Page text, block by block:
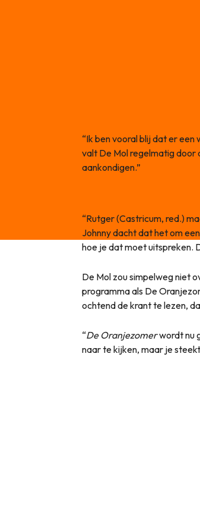
“Ik ben vooral blij dat er
valt De Mol regelmatig door
aankondigen.”
“Rutger (Castricum, red.)
Johnny dacht dat het om
hoe je dat moet uitspreken.
De Mol zou simpelweg niet
programma als De
ochtend de krant te lezen,
“De Oranjezomerwordt nu
naar te kijken, maar je